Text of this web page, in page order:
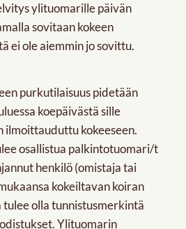
ylituomarille päivän
sovitaan kokeen
ei ole aiemmin jo sovittu.
purkutilaisuus pidetään
koepäivästä sille
ilmoittauduttu kokeeseen.
osallistua palkintotuomari/t
henkilö (omistaja tai
kokeiltavan koiran
olla tunnistusmerkintä
Ylituomarin